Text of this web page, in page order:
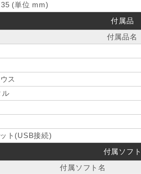
(単位 mm)
付属品
付属品名
ス
ル
ト(USB接続)
付属ソフト
付属ソフト名